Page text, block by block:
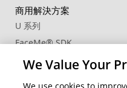
商用解決方案
U 系列
FaceMe®SDK
We Value Your